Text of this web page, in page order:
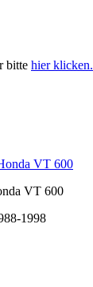
bitte hier klicken.
VT 600
VT 600
1998